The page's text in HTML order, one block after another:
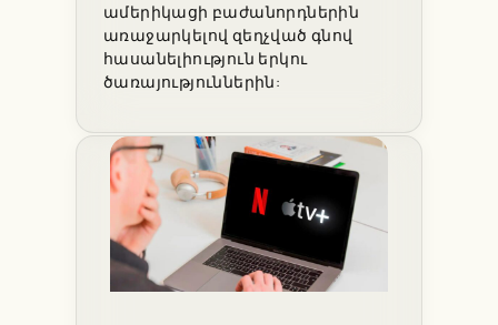
ամերիկացի բաժանորդներին
առաջարկելով զեղչված գնով
հասանելիություն երկու
ծառայություններին: